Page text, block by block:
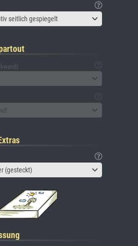
seitlich gespiegelt
(gesteckt)